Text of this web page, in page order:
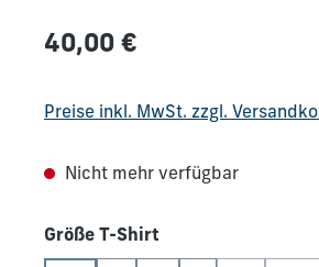
Regulärer Preis:
40,00 €
Preise inkl. MwSt. zzgl.
Nicht mehr verfügbar
Größe T-Shirt